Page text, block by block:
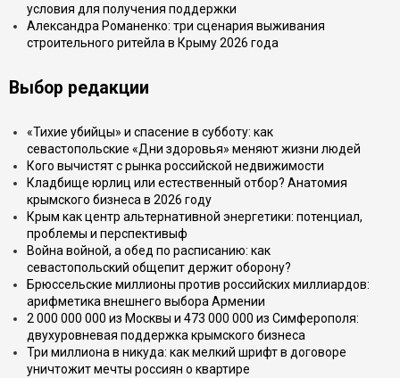
условия для получения поддержки
Александра Романенко: три сценария выживания
строительного ритейла в Крыму 2026 года
Выбор редакции
«Тихие убийцы» и спасение в субботу: как
севастопольские «Дни здоровья» меняют жизни людей
Кого вычистят с рынка российской недвижимости
Кладбище юрлиц или естественный отбор? Анатомия
крымского бизнеса в 2026 году
Крым как центр альтернативной энергетики: потенциал,
проблемы и перспективыф
Война войной, а обед по расписанию: как
севастопольский общепит держит оборону?
Брюссельские миллионы против российских миллиардов:
арифметика внешнего выбора Армении
2 000 000 000 из Москвы и 473 000 000 из Симферополя:
двухуровневая поддержка крымского бизнеса
Три миллиона в никуда: как мелкий шрифт в договоре
уничтожит мечты россиян о квартире